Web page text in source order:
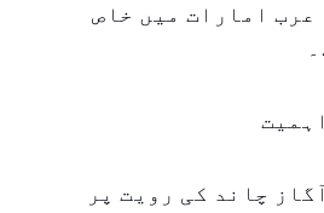
عرب امارات میں خاص
چاند کی رویت پر